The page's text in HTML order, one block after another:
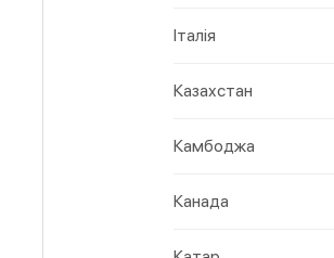
Італія
Казахстан
Камбоджа
Канада